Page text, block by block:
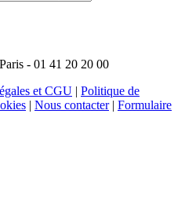
- 01 41 20 20 00
et CGU | Politique de
| Nous contacter| Formulaire